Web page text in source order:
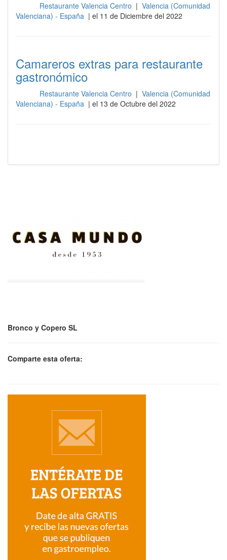
Restaurante Valencia Centro | Valencia (Comunidad
Valenciana) - España | el 11 de Diciembre del 2022
Camareros extras para restaurante
gastronómico
Restaurante Valencia Centro | Valencia (Comunidad
Valenciana) - España | el 13 de Octubre del 2022
Bronco y Copero SL
Comparte esta oferta: